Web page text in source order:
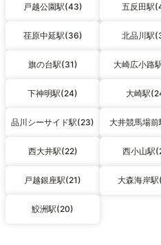
戸越公園駅(43) 五反田駅
荏原中延駅(36) 北品川駅
旗の台駅(31) 大崎広小路
下神明駅(24) 大崎駅
品川シーサイド駅(23) 大井競馬場
西大井駅(22) 西小山駅
戸越銀座駅(21) 大森海岸
鮫洲駅(20)